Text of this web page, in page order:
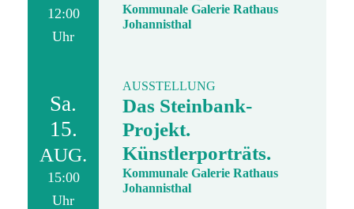
12:00
Uhr
Kommunale Galerie Rathaus
Johannisthal
Sa.
15.
AUG.
15:00
Uhr
AUSSTELLUNG
Das Steinbank-
Projekt.
Künstlerporträts.
Kommunale Galerie Rathaus
Johannisthal